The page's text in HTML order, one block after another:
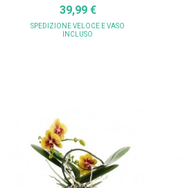
39,99 €
SPEDIZIONE VELOCE E VASO
INCLUSO